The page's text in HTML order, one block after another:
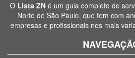
O Lista ZNé um guia completo de
Norte de São Paulo, que tem com
empresas e profissionais nos mais